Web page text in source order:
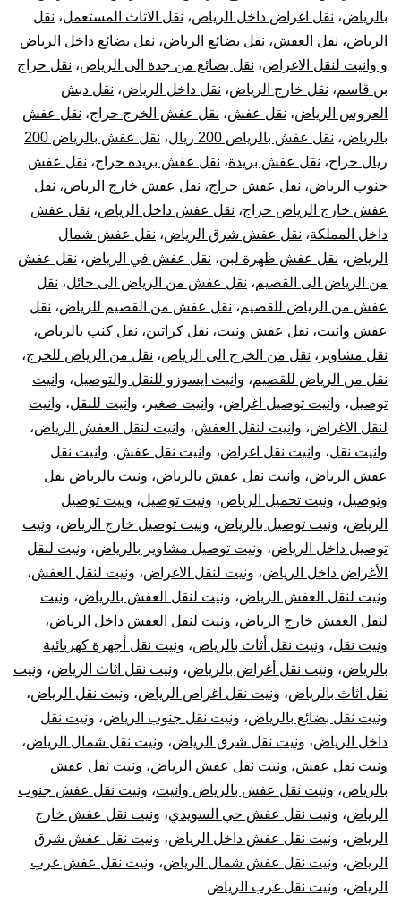
بالرياض، نقل اغراض داخل الرياض، نقل الاثاث المستعمل، نقل
الرياض، نقل العفش، نقل بضائع الرياض، نقل بضائع داخل الرياض
و وانيت لنقل الاغراض، نقل بضائع من جدة الى الرياض، نقل حراج
بن قاسم، نقل خارج الرياض، نقل داخل الرياض، نقل دبش
العروس الرياض، نقل عفش، نقل عفش الخرج حراج، نقل عفش
بالرياض، نقل عفش بالرياض 200 ريال ،
نقل عفش بالرياض 200
ريال حراج، نقل عفش بريدة، نقل عفش بريده حراج، نقل عفش
جنوب الرياض، نقل عفش حراج، نقل عفش خارج الرياض، نقل
عفش خارج الرياض حراج، نقل عفش داخل الرياض، نقل عفش
داخل المملكة، نقل عفش شرق الرياض، نقل عفش شمال
الرياض، نقل عفش ظهرة لبن، نقل عفش في الرياض، نقل عفش
من الرياض الى القصيم، نقل عفش من الرياض الى حائل، نقل
عفش من الرياض للقصيم، نقل عفش من القصيم للرياض، نقل
عفش وانيت، نقل عفش ونيت، نقل كراتين، نقل كنب بالرياض،
نقل مشاوير ، نقل من الخرج الى الرياض، نقل من الرياض للخرج،
نقل من الرياض للقصيم، وانيت ايسوزو للنقل والتوصيل، وانيت
توصيل، وانيت توصيل اغراض، وانيت صغير ، وانيت للنقل، وانيت
لنقل الاغراض، وانيت لنقل العفش، وانيت لنقل العفش الرياض،
وانيت نقل، وانيت نقل اغراض، وانيت نقل عفش، وانيت نقل
عفش الرياض، وانيت نقل عفش بالرياض، ونيت بالرياض نقل
وتوصيل، ونيت تحميل الرياض، ونيت توصيل، ونيت توصيل
الرياض، ونيت توصيل بالرياض، ونيت توصيل خارج الرياض، ونيت
توصيل داخل الرياض، ونيت توصيل مشاوير بالرياض، ونيت لنقل
الأغراض داخل الرياض، ونيت لنقل الاغراض، ونيت لنقل العفش،
ونيت لنقل العفش الرياض، ونيت لنقل العفش بالرياض، ونيت
لنقل العفش خارج الرياض، ونيت لنقل العفش داخل الرياض،
ونيت نقل، ونيت نقل أثاث بالرياض، ونيت نقل أجهزة كهربائية
بالرياض، ونيت نقل أغراض بالرياض، ونيت نقل اثاث الرياض، ونيت
نقل اثاث بالرياض، ونيت نقل اغراض الرياض، ونيت نقل الرياض،
ونيت نقل بضائع بالرياض، ونيت نقل جنوب الرياض، ونيت نقل
داخل الرياض، ونيت نقل شرق الرياض، ونيت نقل شمال الرياض،
ونيت نقل عفش، ونيت نقل عفش الرياض، ونيت نقل عفش
بالرياض، ونيت نقل عفش بالرياض وانيت، ونيت نقل عفش جنوب
الرياض، ونيت نقل عفش حي السويدي، ونيت نقل عفش خارج
الرياض، ونيت نقل عفش داخل الرياض، ونيت نقل عفش شرق
الرياض، ونيت نقل عفش شمال الرياض، ونيت نقل عفش غرب
الرياض، ونيت نقل غرب الرياض